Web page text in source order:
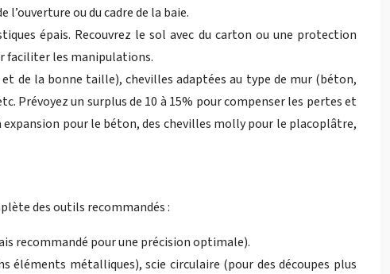
ou du cadre de la baie.
épais. Recouvrez le sol avec du carton ou une protection
faciliter les manipulations.
de la bonne taille), chevilles adaptées au type de mur (béton,
Prévoyez un surplus de 10 à 15% pour compenser les pertes et
pour le béton, des chevilles molly pour le placoplâtre,
des outils recommandés :
recommandé pour une précision optimale).
éléments métalliques), scie circulaire (pour des découpes plus